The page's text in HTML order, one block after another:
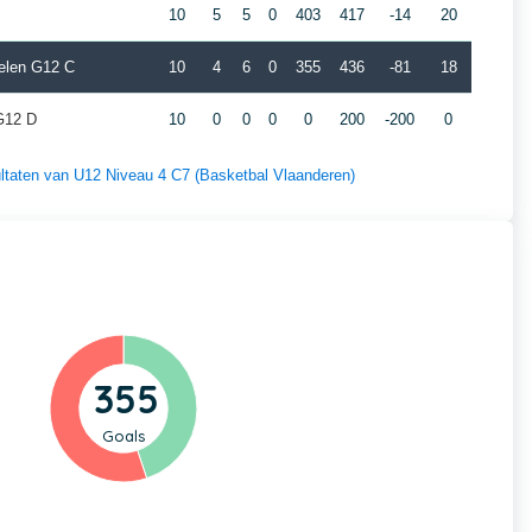
10 5 5 0 403 417 -14 20
G12 C 10 4 6 0 355 436 -81 18
D 10 0 0 0 0 200 -200 0
van U12 Niveau 4 C7 (Basketbal Vlaanderen)
355
Goals